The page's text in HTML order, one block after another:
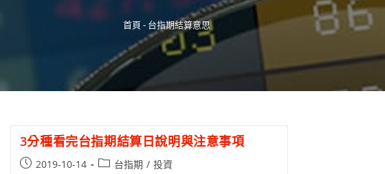
首頁 - 台指期結算意思
3分種看完台指期結算日說明與注意事項
2019-10-14 台指期 / 投資